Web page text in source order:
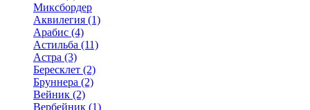
Миксбордер
Аквилегия (1)
Арабис (4)
Астильба (11)
Астра (3)
Бересклет (2)
Бруннера (2)
Вейник (2)
Вербейник (1)